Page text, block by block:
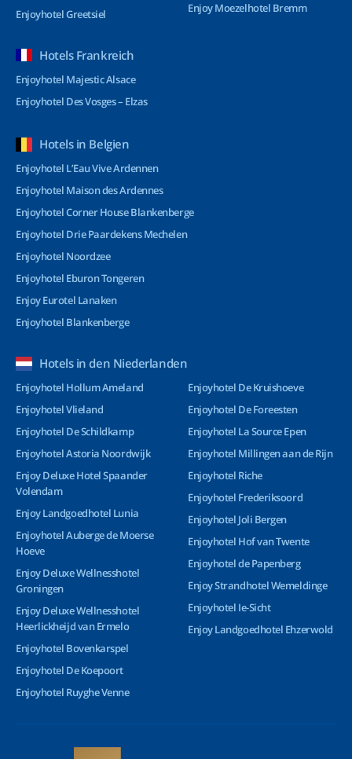
Enjoyhotel Greetsiel
Enjoy Moezelhotel Bremm
Hotels Frankreich
Enjoyhotel Majestic Alsace
Enjoyhotel Des Vosges – Elzas
Hotels in Belgien
Enjoyhotel L’Eau Vive Ardennen
Enjoyhotel Maison des Ardennes
Enjoyhotel Corner House Blankenberge
Enjoyhotel Drie Paardekens Mechelen
Enjoyhotel Noordzee
Enjoyhotel Eburon Tongeren
Enjoy Eurotel Lanaken
Enjoyhotel Blankenberge
Hotels in den Niederlanden
Enjoyhotel Hollum Ameland
Enjoyhotel Vlieland
Enjoyhotel De Schildkamp
Enjoyhotel Astoria Noordwijk
Enjoy Deluxe Hotel Spaander
Volendam
Enjoy Landgoedhotel Lunia
Enjoyhotel Auberge de Moerse
Hoeve
Enjoy Deluxe Wellnesshotel
Groningen
Enjoy Deluxe Wellnesshotel
Heerlickheijd van Ermelo
Enjoyhotel Bovenkarspel
Enjoyhotel De Koepoort
Enjoyhotel Ruyghe Venne
Enjoyhotel De Kruishoeve
Enjoyhotel De Foreesten
Enjoyhotel La Source Epen
Enjoyhotel Millingen aan de Rijn
Enjoyhotel Riche
Enjoyhotel Frederiksoord
Enjoyhotel Joli Bergen
Enjoyhotel Hof van Twente
Enjoyhotel de Papenberg
Enjoy Strandhotel Wemeldinge
Enjoyhotel Ie-Sicht
Enjoy Landgoedhotel Ehzerwold